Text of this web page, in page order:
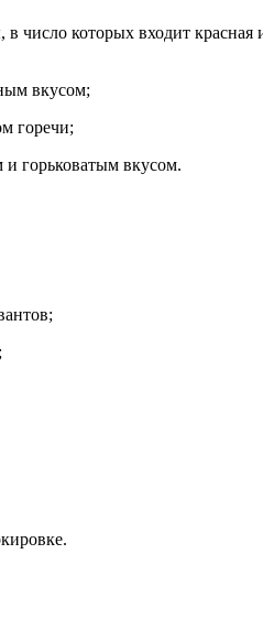
число которых входит
вкусом;
горечи;
горьковатым вкусом.